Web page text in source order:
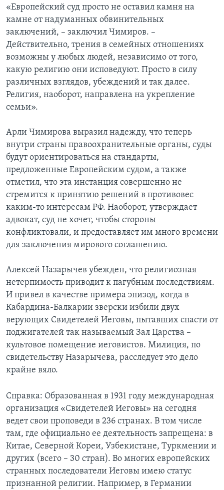
«Европейский суд просто не оставил камня на
камне от надуманных обвинительных
заключений, – заключил Чимиров. –
Действительно, трения в семейных отношениях
возможны у любых людей, независимо от того,
какую религию они исповедуют. Просто в силу
различных взглядов, убеждений и так далее.
Религия, наоборот, направлена на укрепление
семьи».
Арли Чимирова выразил надежду, что теперь
внутри страны правоохранительные органы, суды
будут ориентироваться на стандарты,
предложенные Европейским судом, а также
отметил, что эта инстанция совершенно не
стремится к принятию решений в противовес
каким-то интересам РФ. Наоборот, утверждает
адвокат, суд не хочет, чтобы стороны
конфликтовали, и предоставляет им много времени
для заключения мирового соглашению.
Алексей Назарычев убежден, что религиозная
нетерпимость приводит к пагубным последствиям.
И привел в качестве примера эпизод, когда в
Кабардина-Балкарии зверски избили двух
верующих Свидетелей Иеговы, пытавших спасти от
поджигателей так называемый Зал Царства –
культовое помещение иеговистов. Милиция, по
свидетельству Назарычева, расследует это дело
крайне вяло.
Справка: Образованная в 1931 году международная
организация «Свидетелей Иеговы» на сегодня
ведет свои проповеди в 236 странах. В том числе
там, где официально ее деятельность запрещена: в
Китае, Северной Кореи, Узбекистане, Туркмении и
других (всего – 30 стран). Во многих европейских
странных последователи Иеговы имею статус
признанной религии. Например, в Германии